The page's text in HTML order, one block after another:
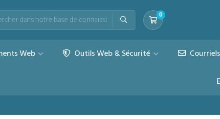
0
Votre panier
Web Outils Web & Sécurité